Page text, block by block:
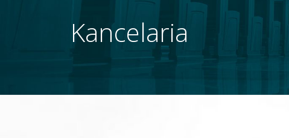
Kancelaria